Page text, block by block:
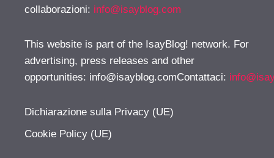
collaborazioni: info@isayblog.com
This website is part of the IsayBlog! network. For
advertising, press releases and other
opportunities: info@isayblog.comContattaci:
Dichiarazione sulla Privacy (UE)
Cookie Policy (UE)